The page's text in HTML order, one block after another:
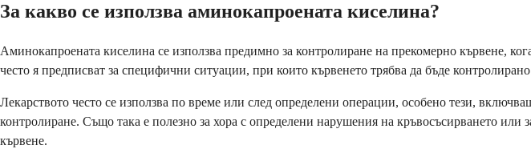
За какво се използва аминокапроената киселина?
Аминокапроената киселина се използва предимно за контролиране на прекомерно кървене,
често я предписват за специфични ситуации, при които кървенето трябва да бъде
Лекарството често се използва по време или след определени операции, особено тези,
контролиране. Също така е полезно за хора с определени нарушения на кръвосъсирването или
кървене.